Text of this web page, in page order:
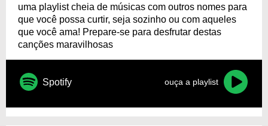
uma playlist cheia de músicas com outros nomes para
que você possa curtir, seja sozinho ou com aqueles
que você ama! Prepare-se para desfrutar destas
canções maravilhosas
Spotify ouça a playlist